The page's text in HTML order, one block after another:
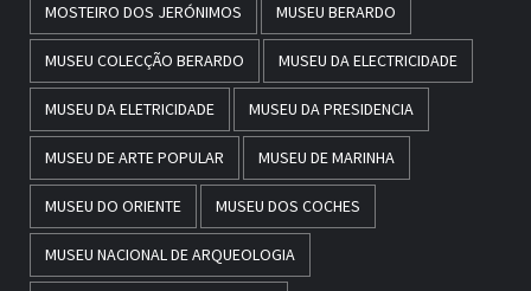
MOSTEIRO DOS JERÓNIMOS MUSEU BERARDO
MUSEU COLECÇÃO BERARDO MUSEU DA ELECTRICIDADE
MUSEU DA ELETRICIDADE MUSEU DA PRESIDENCIA
MUSEU DE ARTE POPULAR MUSEU DE MARINHA
MUSEU DO ORIENTE MUSEU DOS COCHES
MUSEU NACIONAL DE ARQUEOLOGIA